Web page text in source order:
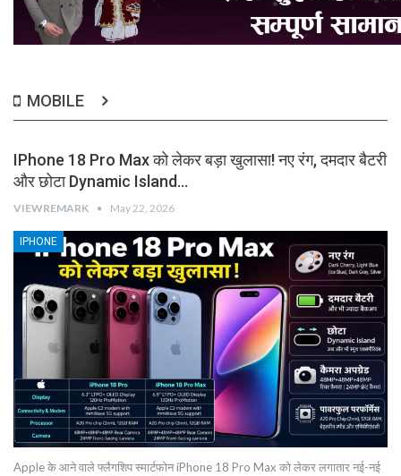
MOBILE
IPhone 18 Pro Max को लेकर बड़ा खुलासा! नए रंग, दमदार बैटरी
और छोटा Dynamic Island…
VIEWREMARK May 22, 2026
IPHONE
Apple के आने वाले फ्लैगशिप स्मार्टफोन iPhone 18 Pro Max को लेकर लगातार नई-नई